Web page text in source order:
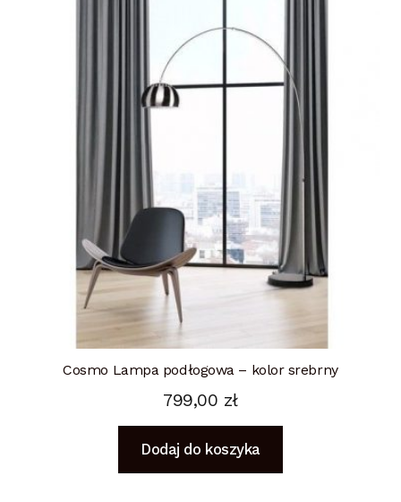
Cosmo Lampa podłogowa – kolor srebrny
799,00 zł
Dodaj do koszyka